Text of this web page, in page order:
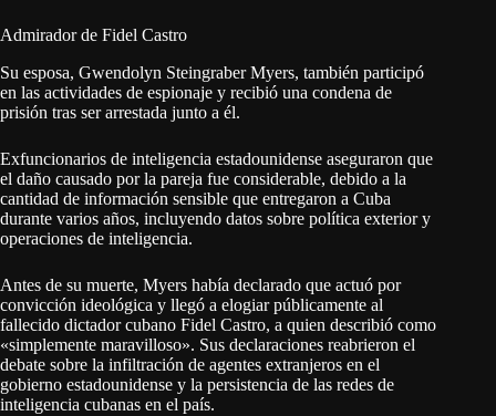
Admirador de Fidel Castro
Su esposa, Gwendolyn Steingraber Myers, también participó
en las actividades de espionaje y recibió una condena de
prisión tras ser arrestada junto a él.
Exfuncionarios de inteligencia estadounidense aseguraron que
el daño causado por la pareja fue considerable, debido a la
cantidad de información sensible que entregaron a Cuba
durante varios años, incluyendo datos sobre política exterior y
operaciones de inteligencia.
Antes de su muerte, Myers había declarado que actuó por
convicción ideológica y llegó a elogiar públicamente al
fallecido dictador cubano Fidel Castro, a quien describió como
«simplemente maravilloso». Sus declaraciones reabrieron el
debate sobre la infiltración de agentes extranjeros en el
gobierno estadounidense y la persistencia de las redes de
inteligencia cubanas en el país.